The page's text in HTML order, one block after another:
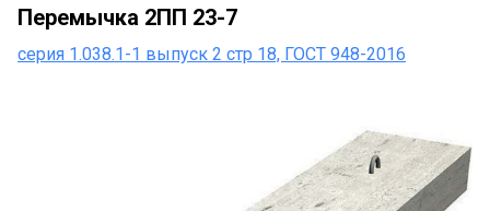
Перемычка 2ПП 23-7
серия 1.038.1-1 выпуск 2 стр 18, ГОСТ 948-2016